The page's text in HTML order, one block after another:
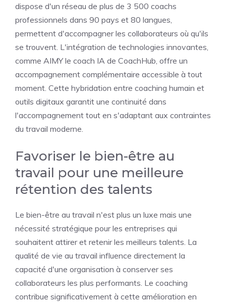
dispose d'un réseau de plus de 3 500 coachs
professionnels dans 90 pays et 80 langues,
permettent d'accompagner les collaborateurs où qu'ils
se trouvent. L'intégration de technologies innovantes,
comme AIMY le coach IA de CoachHub, offre un
accompagnement complémentaire accessible à tout
moment. Cette hybridation entre coaching humain et
outils digitaux garantit une continuité dans
l'accompagnement tout en s'adaptant aux contraintes
du travail moderne.
Favoriser le bien-être au
travail pour une meilleure
rétention des talents
Le bien-être au travail n'est plus un luxe mais une
nécessité stratégique pour les entreprises qui
souhaitent attirer et retenir les meilleurs talents. La
qualité de vie au travail influence directement la
capacité d'une organisation à conserver ses
collaborateurs les plus performants. Le coaching
contribue significativement à cette amélioration en